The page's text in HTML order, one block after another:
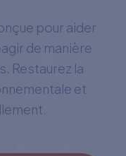
pour aider
de manière
Restaurez la
et